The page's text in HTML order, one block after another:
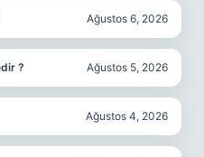
Ağustos 6, 2026
? Ağustos 5, 2026
Ağustos 4, 2026